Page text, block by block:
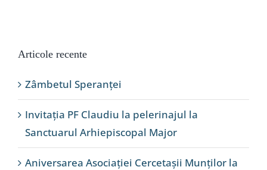
Articole recente
Zâmbetul Speranței
Invitația PF Claudiu la pelerinajul la
Sanctuarul Arhiepiscopal Major
Aniversarea Asociației Cercetașii Munților la